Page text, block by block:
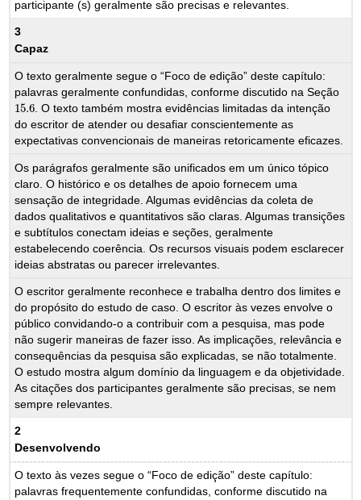
participante (s) geralmente são precisas e relevantes.
3
Capaz
O texto geralmente segue o “Foco de edição” deste capítulo:
palavras geralmente confundidas, conforme discutido na Seção
15.6
15.6. O texto também mostra evidências limitadas da intenção
do escritor de atender ou desafiar conscientemente as
expectativas convencionais de maneiras retoricamente eficazes.
Os parágrafos geralmente são unificados em um único tópico
claro. O histórico e os detalhes de apoio fornecem uma
sensação de integridade. Algumas evidências da coleta de
dados qualitativos e quantitativos são claras. Algumas transições
e subtítulos conectam ideias e seções, geralmente
estabelecendo coerência. Os recursos visuais podem esclarecer
ideias abstratas ou parecer irrelevantes.
O escritor geralmente reconhece e trabalha dentro dos limites e
do propósito do estudo de caso. O escritor às vezes envolve o
público convidando-o a contribuir com a pesquisa, mas pode
não sugerir maneiras de fazer isso. As implicações, relevância e
consequências da pesquisa são explicadas, se não totalmente.
O estudo mostra algum domínio da linguagem e da objetividade.
As citações dos participantes geralmente são precisas, se nem
sempre relevantes.
2
Desenvolvendo
O texto às vezes segue o “Foco de edição” deste capítulo:
palavras frequentemente confundidas, conforme discutido na